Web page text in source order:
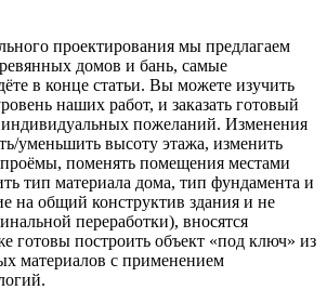
проектирования мы предлагаем
домов и бань, самые
в конце статьи. Вы можете изучить
наших работ, и заказать готовый
индивидуальных пожеланий. Изменения
уменьшить высоту этажа, изменить
поменять помещения местами
тип материала дома, тип фундамента и
на общий конструктив здания и не
переработки), вносятся
готовы построить объект «под ключ» из
материалов с применением